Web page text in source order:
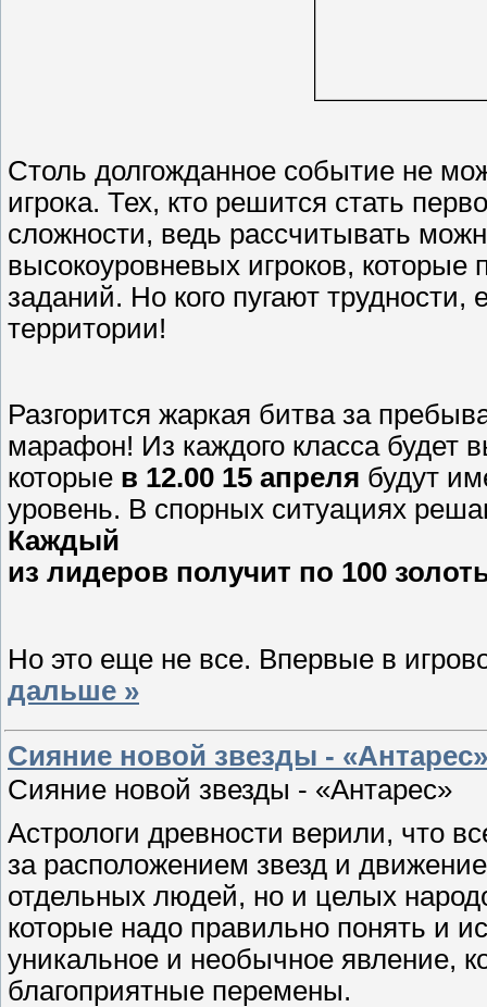
Столь долгожданное событие не
игрока. Тех, кто решится стать
сложности, ведь рассчитывать
высокоуровневых игроков,
заданий. Но кого пугают трудности,
территории!
Разгорится жаркая битва за
марафон! Из каждого класса будет
которые в 12.00 15 апреля будут
уровень. В спорных ситуациях
Каждый
из лидеров получит по 100
Но это еще не все. Впервые в
дальше »
Сияние новой звезды - «Антарес»
Сияние новой звезды - «Антарес»
Астрологи древности верили, что
за расположением звезд и
отдельных людей, но и целых
которые надо правильно понять и
уникальное и необычное явление,
благоприятные перемены.